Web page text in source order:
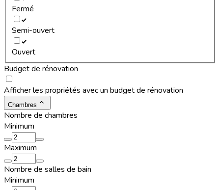
Fermé
Semi-ouvert
Ouvert
Budget de rénovation
Afficher les propriétés avec un budget de rénovation
Chambres
Nombre de chambres
Minimum
Maximum
Nombre de salles de bain
Minimum